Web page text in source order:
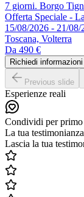
7 giorni. Borgo
Offerta Speciale -
15/08/2026 - 21/08/
Toscana, Volterra
Da 490 €
Richiedi informazioni
Previous slide
Esperienze reali
Condividi per primo
La tua
Lascia la tua